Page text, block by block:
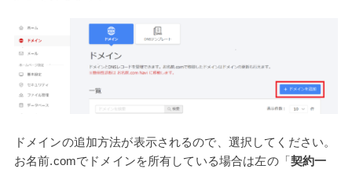
ドメインの追加方法が表示されるので、選択してください。
お名前.comでドメインを所有している場合は左の「 契約一